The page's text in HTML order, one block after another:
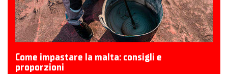
Come impastare la malta: consigli e
proporzioni